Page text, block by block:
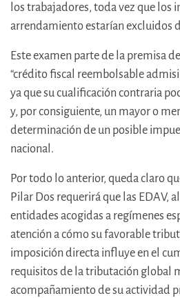
los trabajadores, toda vez que los
arrendamiento estarían excluidos
Este examen parte de la premisa
“crédito fiscal reembolsable
ya que su cualificación contraria
y, por consiguiente, un mayor o
determinación de un posible
nacional.
Por todo lo anterior, queda claro
Pilar Dos requerirá que las EDAV,
entidades acogidas a regímenes
atención a cómo su favorable
imposición directa influye en el
requisitos de la tributación global
acompañamiento de su actividad